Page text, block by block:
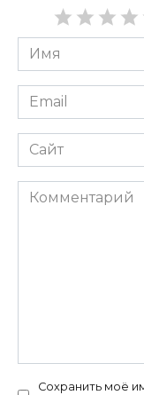
Имя
*
Email
*
Сайт
Комментарий
Сохранить моё